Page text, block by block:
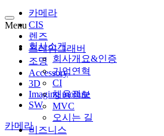
Menu
회사소개
회사개요&인증
기업연혁
CI
채용정보
MVC
오시는 길
비즈니스
카메라
CIS
렌즈
프레임그래버
조명
Accessory
3D
Imaging module
SW
카메라